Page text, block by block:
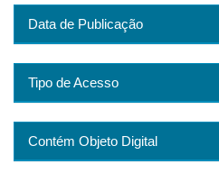
Data de Publicação
Tipo de Acesso
Contém Objeto Digital